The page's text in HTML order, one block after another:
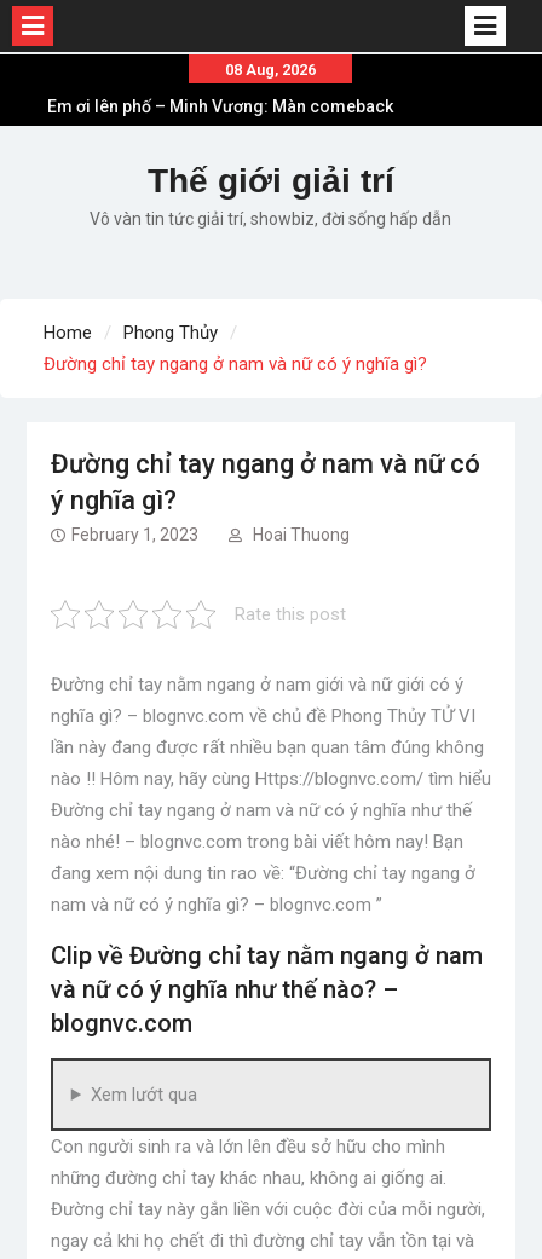
content
08 Aug, 2026
Em ơi lên phố – Minh Vương: Màn comeback
“ngoạn mục” với triệu view
Những ca khúc nhạc xuân “sặc mùi” quảng cáo
Lời bài hát Làm Gì Phải Hốt – Sản phẩm âm nhạc
chất lượng chuẩn chất JustaTee
xuân về
Thế giới giải trí
Vô vàn tin tức giải trí, showbiz, đời sống hấp dẫn
Home
Phong Thủy
Đường chỉ tay ngang ở nam và nữ có ý nghĩa gì?
Đường chỉ tay ngang ở nam và nữ có
ý nghĩa gì?
February 1, 2023 Hoai Thuong
Rate this post
Đường chỉ tay nằm ngang ở nam giới và nữ giới có ý
nghĩa gì? – blognvc.com về chủ đề Phong Thủy TỬ VI
lần này đang được rất nhiều bạn quan tâm đúng không
nào !! Hôm nay, hãy cùng Https://blognvc.com/ tìm hiểu
Đường chỉ tay ngang ở nam và nữ có ý nghĩa như thế
nào nhé! – blognvc.com trong bài viết hôm nay! Bạn
đang xem nội dung tin rao về: “Đường chỉ tay ngang ở
nam và nữ có ý nghĩa gì? – blognvc.com ”
Clip về Đường chỉ tay nằm ngang ở nam
và nữ có ý nghĩa như thế nào? –
blognvc.com
Xem lướt qua
Con người sinh ra và lớn lên đều sở hữu cho mình
những đường chỉ tay khác nhau, không ai giống ai.
Đường chỉ tay này gắn liền với cuộc đời của mỗi người,
ngay cả khi họ chết đi thì đường chỉ tay vẫn tồn tại và